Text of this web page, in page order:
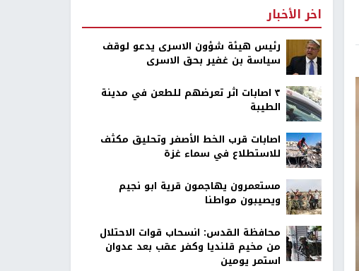
اخر الأخبار
رئيس هيئة شؤون الاسرى يدعو لوقف
سياسة بن غفير بحق الاسرى
٣ اصابات اثر تعرضهم للطعن في مدينة
الطيبة
اصابات قرب الخط الأصفر وتحليق مكثف
للاستطلاع في سماء غزة
مستعمرون يهاجمون قرية ابو نجيم
ويصيبون مواطنا
محافظة القدس: انسحاب قوات الاحتلال
من مخيم قلنديا وكفر عقب بعد عدوان
استمر يومين